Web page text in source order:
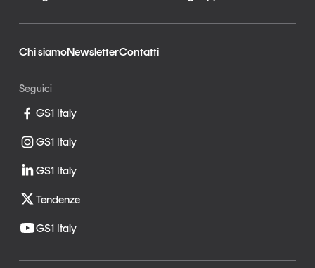
Chi siamoNewsletterContatti
Seguici
GS1 Italy
GS1 Italy
GS1 Italy
Tendenze
GS1 Italy